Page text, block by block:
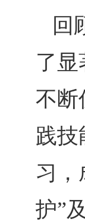
回
了
不断
践技
习，
护”